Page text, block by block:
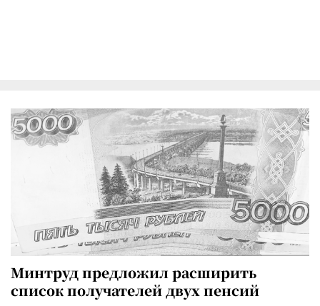
Минтруд предложил расширить
список получателей двух пенсий